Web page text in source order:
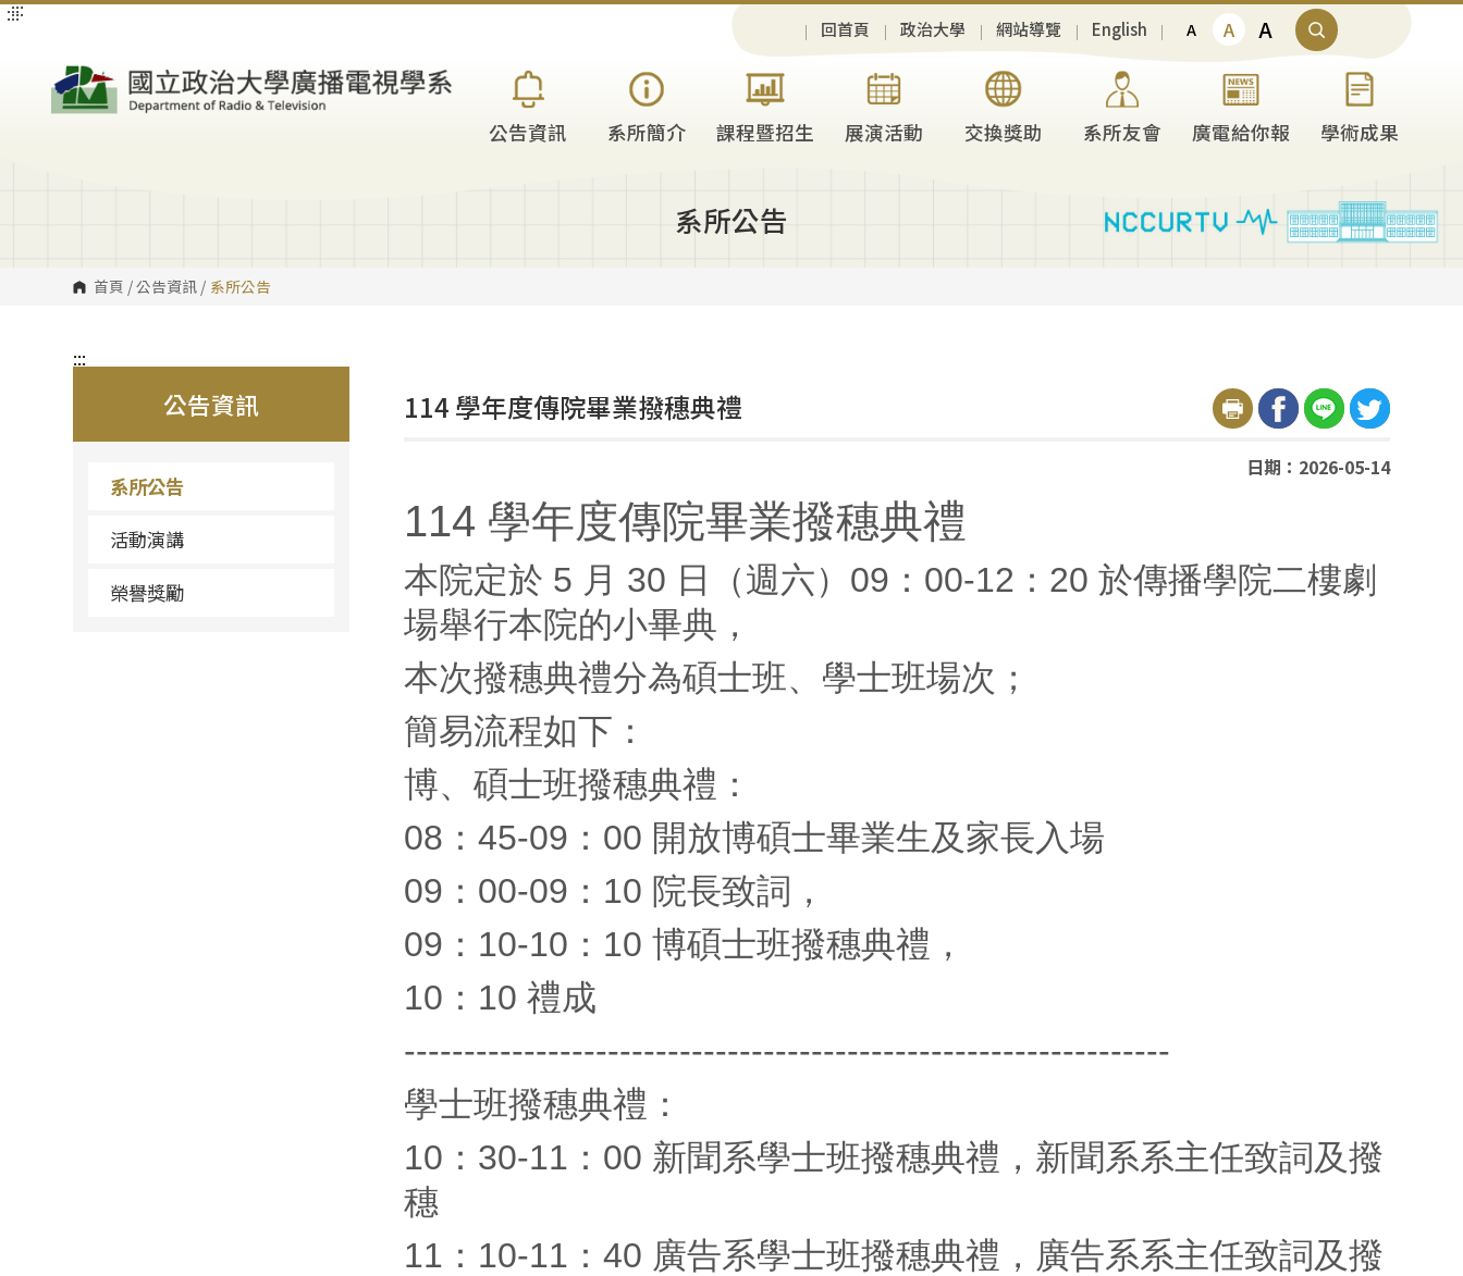
跳
:::
回首頁 政治大學 網站導覽 English A A A
公告資訊 系所簡介 課程暨招生 展演活動 交換獎助 系所友會 廣電給你報 學術成果
系所公告
首頁 /公告資訊 / 系所公告
:::
公告資訊
系所公告
活動演講
榮譽獎勵
:::
114 學年度傳院畢業撥穗典禮
日期：2026-05-14
114 學年度傳院畢業撥穗典禮
本院定於 5 月 30 日（週六）09：00-12：20 於傳播學院二樓劇
場舉行本院的小畢典，
本次撥穗典禮分為碩士班、學士班場次；
簡易流程如下：
博、碩士班撥穗典禮：
08：45-09：00 開放博碩士畢業生及家長入場
09：00-09：10 院長致詞，
09：10-10：10博碩士班撥穗典禮，
10：10 禮成
----------------------------------------------------------------
學士班撥穗典禮：
10：30-11：00 新聞系學士班撥穗典禮，新聞系系主任致詞及撥
穗
11：10-11：40 廣告系學士班撥穗典禮，廣告系系主任致詞及撥